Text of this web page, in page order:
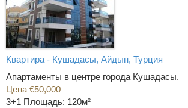
Квартира - Кушадасы, Айдын, Турция
Апартаменты в центре города Кушадасы.
Цена €50,000
3+1 Площадь: 120м²